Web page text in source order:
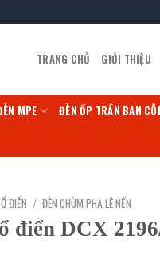
TRANG CHỦ GIỚI THIỆU
MPE ĐÈN ỐP TRẦN BAN
ĐIỂN / ĐÈN CHÙM PHA LÊ NẾN
điển DCX